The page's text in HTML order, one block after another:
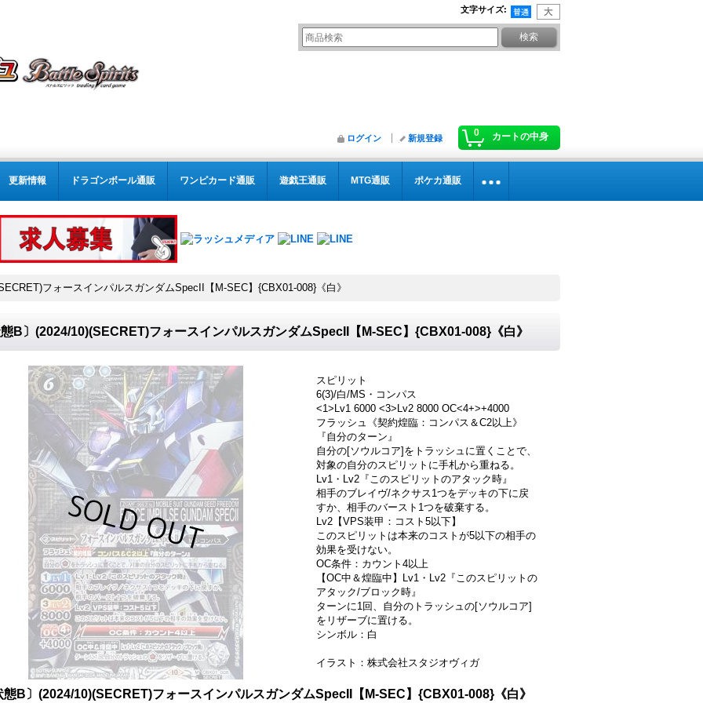
文字サイズ:
0 カートの中身
ログイン 新規登録
更新情報 ドラゴンボール通販 ワンピカード通販 遊戯王通販 MTG通販 ポケカ通販
フォースインパルスガンダムSpecII【M-SEC】{CBX01-008}《白》
B〕(2024/10)(SECRET)フォースインパルスガンダムSpecII【M-SEC】{CBX01-008}《白》
スピリット
6(3)/白/MS・コンパス
<1>Lv1 6000 <3>Lv2 8000 OC<4+>+4000
フラッシュ《契約煌臨：コンパス＆C2以上》
『自分のターン』
自分の[ソウルコア]をトラッシュに置くことで、
対象の自分のスピリットに手札から重ねる。
Lv1・Lv2『このスピリットのアタック時』
相手のブレイヴ/ネクサス1つをデッキの下に戻
すか、相手のバースト1つを破棄する。
Lv2【VPS装甲：コスト5以下】
このスピリットは本来のコストが5以下の相手の
効果を受けない。
OC条件：カウント4以上
【OC中＆煌臨中】Lv1・Lv2『このスピリットの
アタック/ブロック時』
ターンに1回、自分のトラッシュの[ソウルコア]
をリザーブに置ける。
シンボル：白
イラスト：株式会社スタジオヴィガ
態B〕(2024/10)(SECRET)フォースインパルスガンダムSpecII【M-SEC】{CBX01-008}《白》